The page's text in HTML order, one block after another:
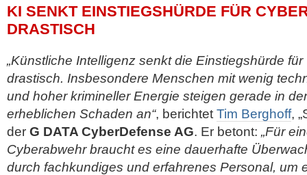
KI SENKT EINSTIEGSHÜRDE FÜR
DRASTISCH
„Künstliche Intelligenz senkt die Einstiegshürde
drastisch. Insbesondere Menschen mit wenig
und hoher krimineller Energie steigen gerade in
erheblichen Schaden an“, berichtet Tim Berghoff,
der G DATA CyberDefense AG. Er betont: „Für
Cyberabwehr braucht es eine dauerhafte
durch fachkundiges und erfahrenes Personal, um